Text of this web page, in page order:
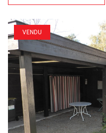
VENDU